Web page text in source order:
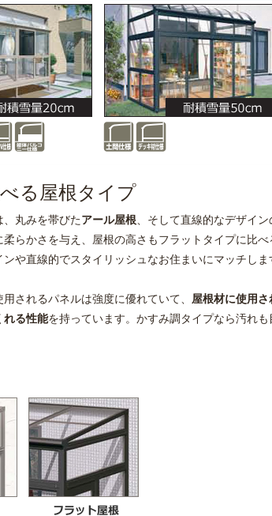
る屋根タイプ
丸みを帯びたアール屋根、そして直線的なデザイン
らかさを与え、屋根の高さもフラットタイプに比
や直線的でスタイリッシュなお住まいにマッチし
されるパネルは強度に優れていて、 屋根材に使用
れる性能を持っています。かすみ調タイプなら汚れ